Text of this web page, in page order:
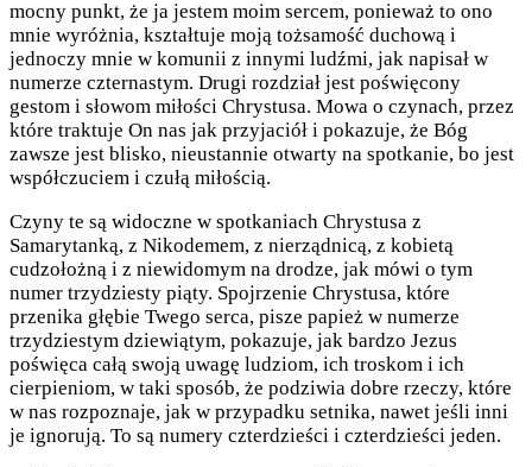
mocny punkt, że ja jestem moim sercem, ponieważ to ono
mnie wyróżnia, kształtuje moją tożsamość duchową i
jednoczy mnie w komunii z innymi ludźmi, jak napisał w
numerze czternastym. Drugi rozdział jest poświęcony
gestom i słowom miłości Chrystusa. Mowa o czynach, przez
które traktuje On nas jak przyjaciół i pokazuje, że Bóg
zawsze jest blisko, nieustannie otwarty na spotkanie, bo jest
współczuciem i czułą miłością.
Czyny te są widoczne w spotkaniach Chrystusa z
Samarytanką, z Nikodemem, z nierządnicą, z kobietą
cudzołożną i z niewidomym na drodze, jak mówi o tym
numer trzydziesty piąty. Spojrzenie Chrystusa, które
przenika głębie Twego serca, pisze papież w numerze
trzydziestym dziewiątym, pokazuje, jak bardzo Jezus
poświęca całą swoją uwagę ludziom, ich troskom i ich
cierpieniom, w taki sposób, że podziwia dobre rzeczy, które
w nas rozpoznaje, jak w przypadku setnika, nawet jeśli inni
je ignorują. To są numery czterdzieści i czterdzieści jeden.